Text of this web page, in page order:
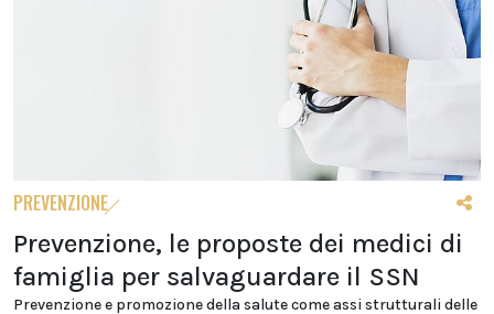
PREVENZIONE
Prevenzione, le proposte dei medici di
famiglia per salvaguardare il SSN
Prevenzione e promozione della salute come assi strutturali delle